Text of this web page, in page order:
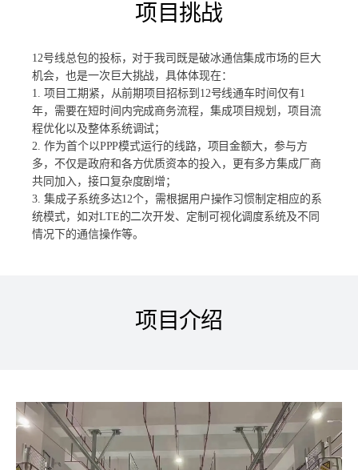
项目挑战
12号线总包的投标，对于我司既是破冰通信集成市场的巨大
机会，也是一次巨大挑战，具体体现在：
1. 项目工期紧，从前期项目招标到12号线通车时间仅有1
年，需要在短时间内完成商务流程，集成项目规划，项目流
程优化以及整体系统调试；
2. 作为首个以PPP模式运行的线路，项目金额大，参与方
多，不仅是政府和各方优质资本的投入，更有多方集成厂商
共同加入，接口复杂度剧增；
3. 集成子系统多达12个，需根据用户操作习惯制定相应的系
统模式，如对LTE的二次开发、定制可视化调度系统及不同
情况下的通信操作等。
项目介绍